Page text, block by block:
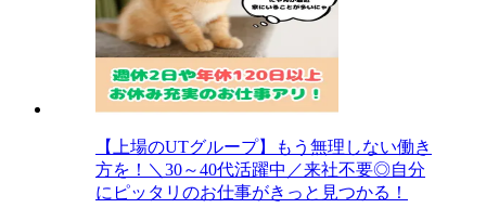
【上場のUTグループ】もう無理しない働き
方を！＼30～40代活躍中／来社不要◎自分
にピッタリのお仕事がきっと見つかる！